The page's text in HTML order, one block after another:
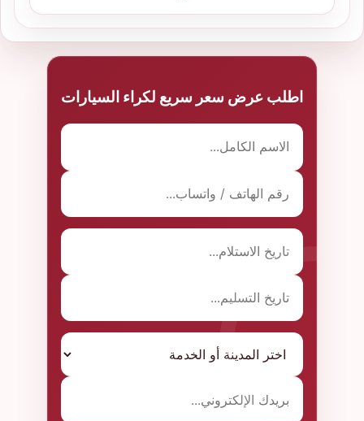
اطلب عرض سعر سريع لكراء السيارات
الاسم الكامل
رقم الهاتف أو واتساب
تاريخ الاستلام
تاريخ التسليم
المدينة أو الخدمة
البريد الإلكتروني
تفاصيل الطلب